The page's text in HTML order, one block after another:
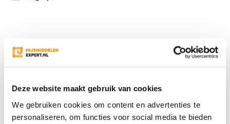
Deze website maakt gebruik van cookies
We gebruiken cookies om content en advertenties te
personaliseren, om functies voor social media te bieden
Reviews